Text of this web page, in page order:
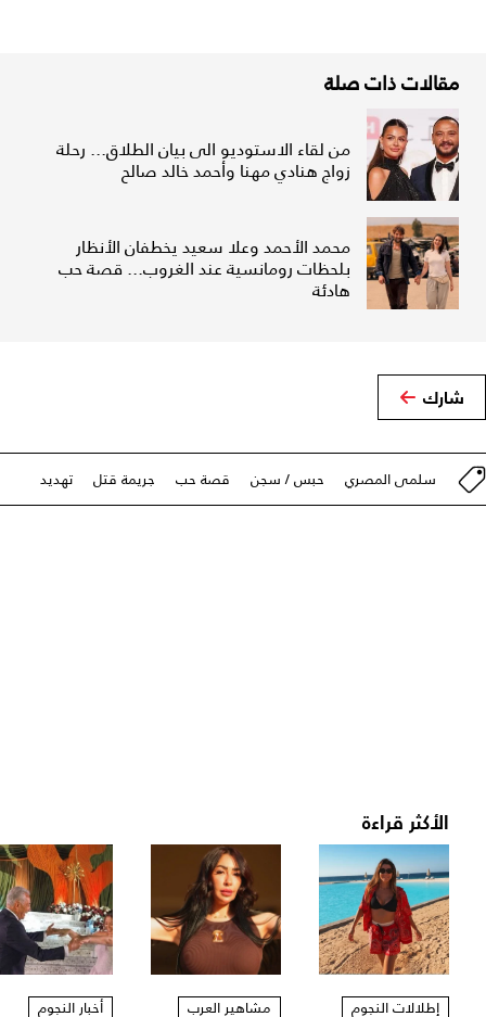
مقالات ذات صلة
من لقاء الاستوديو الى بيان الطلاق... رحلة
زواج هنادي مهنا وأحمد خالد صالح
محمد الأحمد وعلا سعيد يخطفان الأنظار
بلحظات رومانسية عند الغروب... قصة حب
هادئة
شارك
سلمى المصري حبس / سجن قصة حب جريمة قتل تهديد
الأكثر قراءة
إطلالات النجوم مشاهير العرب أخبار النجوم